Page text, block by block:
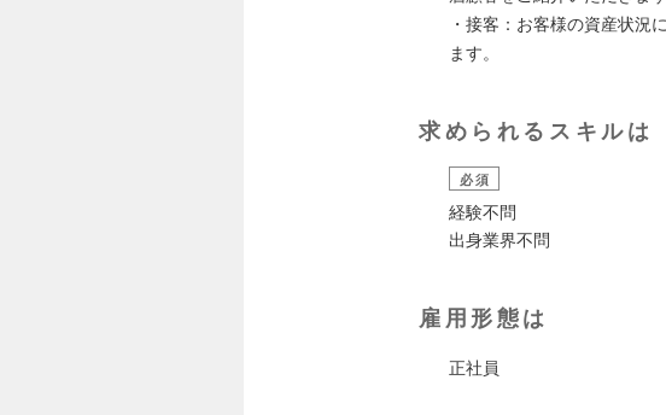
・接客：お客様の資産状況
ます。
求められるスキルは
必須
経験不問
出身業界不問
雇用形態は
正社員